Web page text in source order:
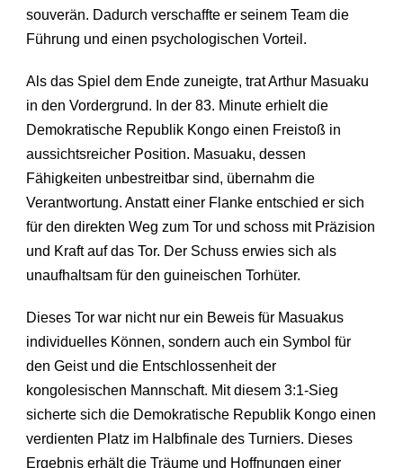
souverän. Dadurch verschaffte er seinem Team die
Führung und einen psychologischen Vorteil.
Als das Spiel dem Ende zuneigte, trat Arthur Masuaku
in den Vordergrund. In der 83. Minute erhielt die
Demokratische Republik Kongo einen Freistoß in
aussichtsreicher Position. Masuaku, dessen
Fähigkeiten unbestreitbar sind, übernahm die
Verantwortung. Anstatt einer Flanke entschied er sich
für den direkten Weg zum Tor und schoss mit Präzision
und Kraft auf das Tor. Der Schuss erwies sich als
unaufhaltsam für den guineischen Torhüter.
Dieses Tor war nicht nur ein Beweis für Masuakus
individuelles Können, sondern auch ein Symbol für
den Geist und die Entschlossenheit der
kongolesischen Mannschaft. Mit diesem 3:1-Sieg
sicherte sich die Demokratische Republik Kongo einen
verdienten Platz im Halbfinale des Turniers. Dieses
Ergebnis erhält die Träume und Hoffnungen einer